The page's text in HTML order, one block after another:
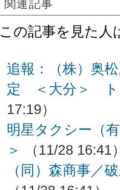
関連記事
この記事を見た人
追報：（株）奥
定 ＜大分＞ ト
17:19）
明星タクシー（
＞
（11/28 16:41
（同）森商事／